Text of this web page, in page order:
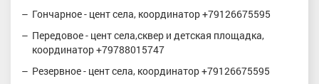
Гончарное - цент села, координатор +79126675595
Передовое - цент села,сквер и детская площадка,
координатор +79788015747
Резервное - цент села, координатор +79126675595